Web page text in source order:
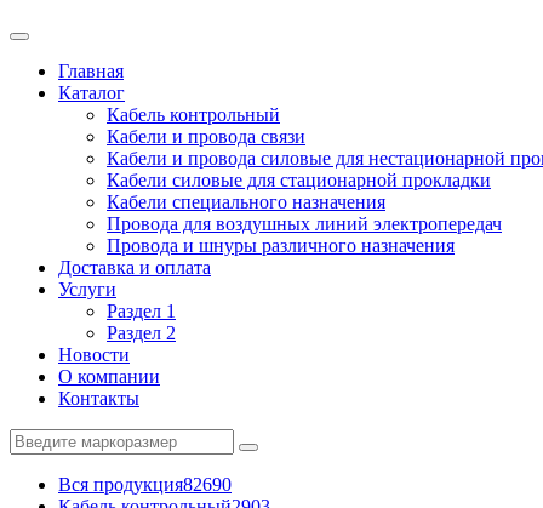
Главная
Каталог
Кабель контрольный
Кабели и провода связи
Кабели и провода силовые для нестационарной
Кабели силовые для стационарной прокладки
Кабели специального назначения
Провода для воздушных линий электропередач
Провода и шнуры различного назначения
Доставка и оплата
Услуги
Раздел 1
Раздел 2
Новости
О компании
Контакты
Вся продукция82690